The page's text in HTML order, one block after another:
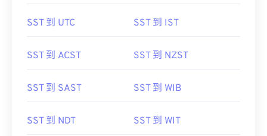
SST 到 UTC SST 到 IST
SST 到 ACST SST 到 NZST
SST 到 SAST SST 到 WIB
SST 到 NDT SST 到 WIT